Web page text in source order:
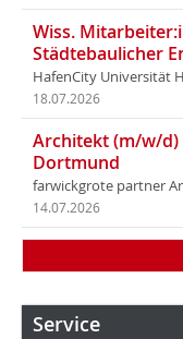
Wiss.
Städtebaulicher
HafenCity Universität
18.07.2026
Architekt (m/w/d)
Dortmund
farwickgrote partner
14.07.2026
Service